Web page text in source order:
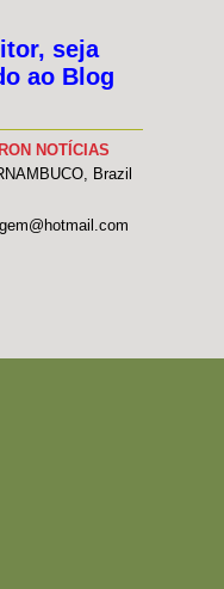
seja
ao Blog
NOTÍCIAS
Brazil